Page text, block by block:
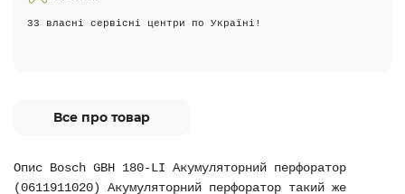
33 власні сервісні центри по Україні!
Все про товар
Опис Bosch GBH 180-LI Акумуляторний перфоратор
(0611911020) Акумуляторний перфоратор такий же